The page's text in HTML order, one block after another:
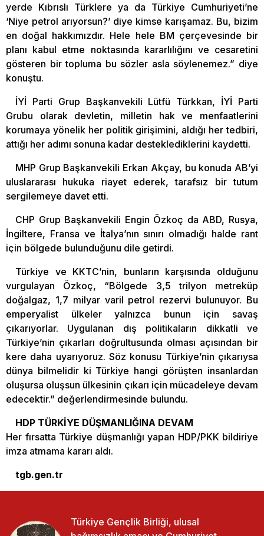
yerde Kıbrıslı Türklere ya da Türkiye Cumhuriyeti’ne
‘Niye petrol arıyorsun?’ diye kimse karışamaz. Bu, bizim
en doğal hakkımızdır. Hele hele BM çerçevesinde bir
planı kabul etme noktasında kararlılığını ve cesaretini
gösteren bir topluma bu sözler asla söylenemez.” diye
konuştu.
İYİ Parti Grup Başkanvekili Lütfü Türkkan, İYİ Parti
Grubu olarak devletin, milletin hak ve menfaatlerini
korumaya yönelik her politik girişimini, aldığı her tedbiri,
attığı her adımı sonuna kadar desteklediklerini kaydetti.
MHP Grup Başkanvekili Erkan Akçay, bu konuda AB’yi
uluslararası hukuka riayet ederek, tarafsız bir tutum
sergilemeye davet etti.
CHP Grup Başkanvekili Engin Özkoç da ABD, Rusya,
İngiltere, Fransa ve İtalya’nın sınırı olmadığı halde rant
için bölgede bulunduğunu dile getirdi.
Türkiye ve KKTC’nin, bunların karşısında olduğunu
vurgulayan Özkoç, “Bölgede 3,5 trilyon metreküp
doğalgaz, 1,7 milyar varil petrol rezervi bulunuyor. Bu
emperyalist ülkeler yalnızca bunun için savaş
çıkarıyorlar. Uygulanan dış politikaların dikkatli ve
Türkiye’nin çıkarları doğrultusunda olması açısından bir
kere daha uyarıyoruz. Söz konusu Türkiye’nin çıkarıysa
dünya bilmelidir ki Türkiye hangi görüşten insanlardan
oluşursa oluşsun ülkesinin çıkarı için mücadeleye devam
edecektir.” değerlendirmesinde bulundu.
HDP TÜRKİYE DÜŞMANLIĞINA DEVAM
Her fırsatta Türkiye düşmanlığı yapan HDP/PKK bildiriye
imza atmama kararı aldı.
tgb.gen.tr
Türkiye Gençlik Birliği, ulusal